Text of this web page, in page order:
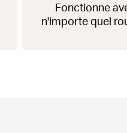
Fonctionne
n'importe quel